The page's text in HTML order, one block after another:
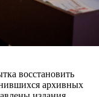
восстановить
архивных